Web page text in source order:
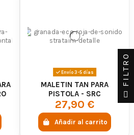
Envío 3-5 días
MALETIN TAN PARA
PISTOLA - SRC
27,90 €
Añadir al carrito
FILTRO